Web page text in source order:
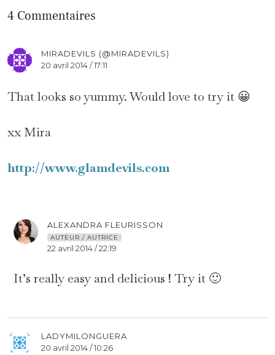
4 Commentaires
MIRADEVILS (@MIRADEVILS)
20 avril 2014 / 17:11
That looks so yummy. Would love to try it 😀
xx Mira
http://www.glamdevils.com
ALEXANDRA FLEURISSON
AUTEUR / AUTRICE
22 avril 2014 / 22:19
It’s really easy and delicious ! Try it 🙂
LADYMILONGUERA
20 avril 2014 / 10:26